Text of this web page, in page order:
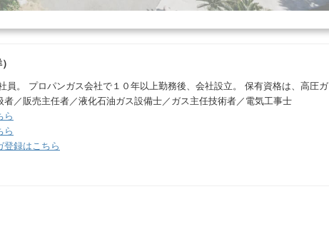
員。 プロパンガス会社で１０年以上勤務後、会社設立。 保有資格は、高圧ガ
／販売主任者／液化石油ガス設備士／ガス主任技術者／電気工事士
ら
ら
登録はこちら